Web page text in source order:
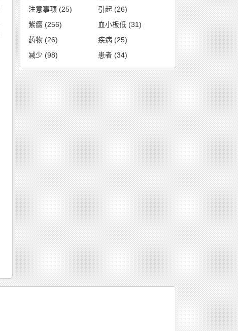
注意事项 (25) 引起 (26)
紫癜 (256) 血小板低 (31)
药物 (26) 疾病 (25)
减少 (98) 患者 (34)